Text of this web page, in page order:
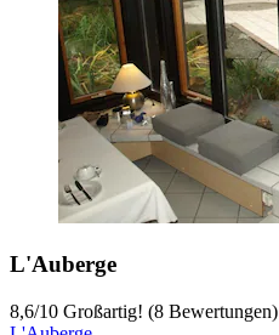
L'Auberge
8,6/10 Großartig! (8 Bewertungen)